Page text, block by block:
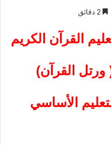
القرآن الكريم
ورتل القرآن)
الأساسي